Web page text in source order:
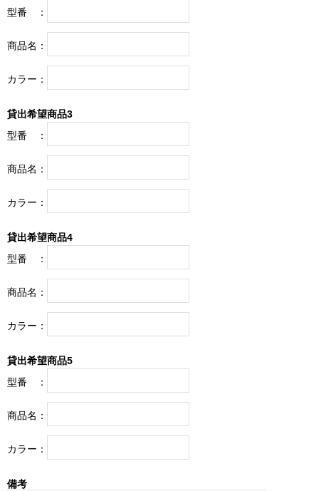
型番 ：
商品名：
カラー：
貸出希望商品3
型番 ：
商品名：
カラー：
貸出希望商品4
型番 ：
商品名：
カラー：
貸出希望商品5
型番 ：
商品名：
カラー：
備考